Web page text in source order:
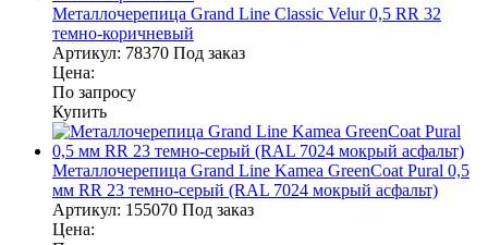
Металлочерепица Grand Line Classic Velur 0,5 RR 32
темно-коричневый
Артикул: 78370 Под заказ
Цена:
По запросу
Купить
Металлочерепица Grand Line Kamea GreenCoat Pural 0,5
мм RR 23 темно-серый (RAL 7024 мокрый асфальт)
Артикул: 155070 Под заказ
Цена: